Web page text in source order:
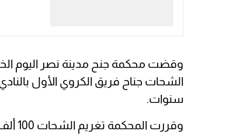
وقضت محكمة جنح مدينة نصر اليوم
سنوات.